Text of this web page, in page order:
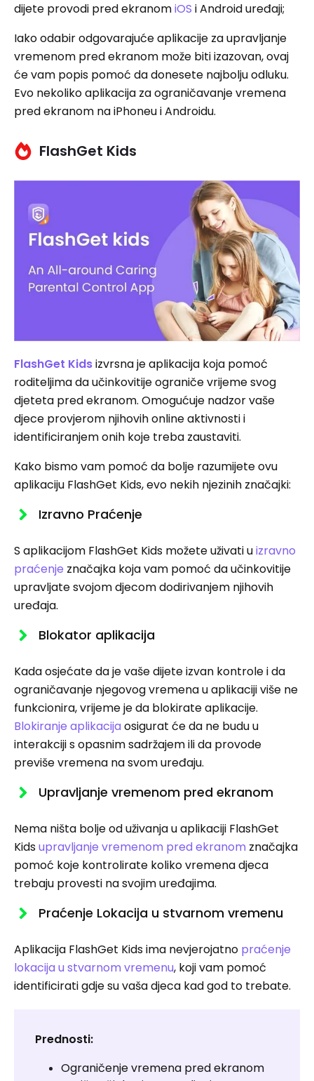
dijete provodi pred ekranomiOS i Android uređaji;
Iako odabir odgovarajuće aplikacije za upravljanje
vremenom pred ekranom može biti izazovan, ovaj
će vam popis pomoć da donesete najbolju odluku.
Evo nekoliko aplikacija za ograničavanje vremena
pred ekranom na iPhoneu i Androidu.
FlashGet Kids
FlashGet Kidsizvrsna je aplikacija koja pomoć
roditeljima da učinkovitije ograniče vrijeme svog
djeteta pred ekranom. Omogućuje nadzor vaše
djece provjerom njihovih online aktivnosti i
identificiranjem onih koje treba zaustaviti.
Kako bismo vam pomoć da bolje razumijete ovu
aplikaciju FlashGet Kids, evo nekih njezinih značajki:
Izravno Praćenje
S aplikacijom FlashGet Kids možete uživati ​​uizravno
praćenje značajka koja vam pomoć da učinkovitije
upravljate svojom djecom dodirivanjem njihovih
uređaja.
Blokator aplikacija
Kada osjećate da je vaše dijete izvan kontrole i da
ograničavanje njegovog vremena u aplikaciji više ne
funkcionira, vrijeme je da blokirate aplikacije.
Blokiranje aplikacija osigurat će da ne budu u
interakciji s opasnim sadržajem ili da provode
previše vremena na svom uređaju.
Upravljanje vremenom pred ekranom
Nema ništa bolje od uživanja u aplikaciji FlashGet
Kidsupravljanje vremenom pred ekranom značajka
pomoć koje kontrolirate koliko vremena djeca
trebaju provesti na svojim uređajima.
Praćenje Lokacija u stvarnom vremenu
Aplikacija FlashGet Kids ima nevjerojatno praćenje
lokacija u stvarnom vremenu, koji vam pomoć
identificirati gdje su vaša djeca kad god to trebate.
Prednosti:
Ograničenje vremena pred ekranom